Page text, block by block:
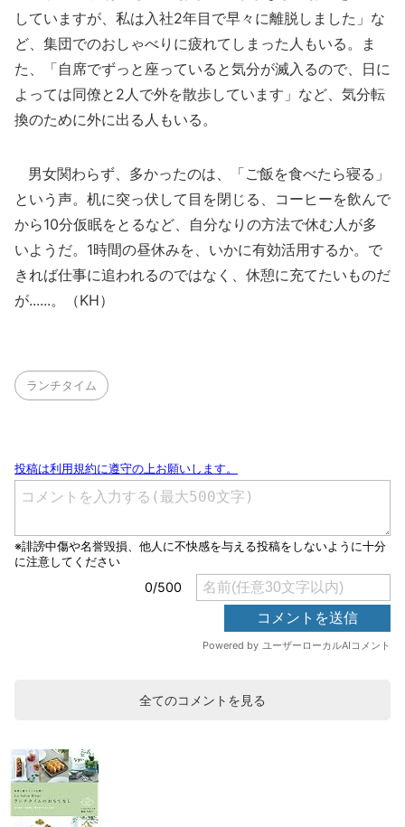
していますが、私は入社2年目で早々に離脱しました」な
ど、集団でのおしゃべりに疲れてしまった人もいる。ま
た、「自席でずっと座っていると気分が滅入るので、日に
よっては同僚と2人で外を散歩しています」など、気分転
換のために外に出る人もいる。
男女関わらず、多かったのは、「ご飯を食べたら寝る」
という声。机に突っ伏して目を閉じる、コーヒーを飲んで
から10分仮眠をとるなど、自分なりの方法で休む人が多
いようだ。1時間の昼休みを、いかに有効活用するか。で
きれば仕事に追われるのではなく、休憩に充てたいものだ
が......。（KH）
ランチタイム
全てのコメントを見る